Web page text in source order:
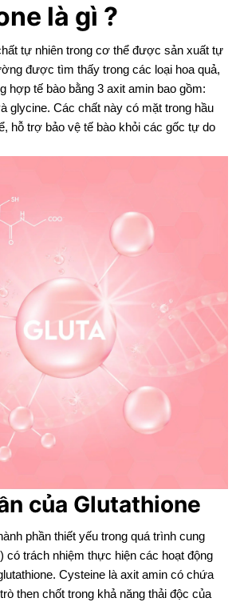
là gì ?
tự nhiên trong cơ thể được sản xuất tự
được tìm thấy trong các loại hoa quả,
hợp tế bào bằng 3 axit amin bao gồm:
glycine. Các chất này có mặt trong hầu
hỗ trợ bảo vệ tế bào khỏi các gốc tự do
của Glutathione
phần thiết yếu trong quá trình cung
có trách nhiệm thực hiện các hoạt động
Cysteine là axit amin có chứa
then chốt trong khả năng thải độc của